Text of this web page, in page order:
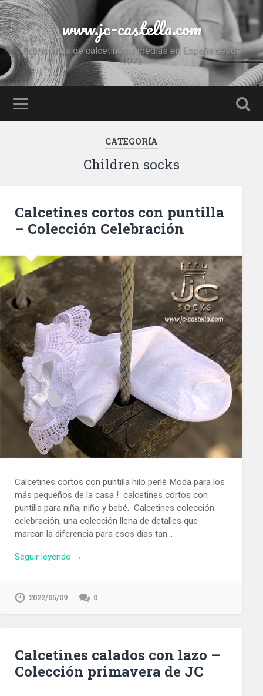
www.jc-castella.com
Fabricantes de calcetines y medias en España desde
1972
CATEGORÍA
Children socks
Calcetines cortos con puntilla
– Colección Celebración
Calcetines cortos con puntilla hilo perlé Moda para los
más pequeños de la casa ! calcetines cortos con
puntilla para niña, niño y bebé. Calcetines colección
celebración, una colección llena de detalles que
marcan la diferencia para esos días tan…
Seguir leyendo →
2022/05/09 0
Calcetines calados con lazo –
Colección primavera de JC